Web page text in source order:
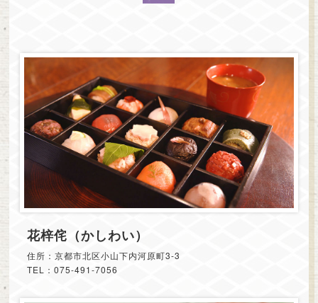
花梓侘（かしわい）
住所：京都市北区小山下内河原町3-3
TEL：075-491-7056